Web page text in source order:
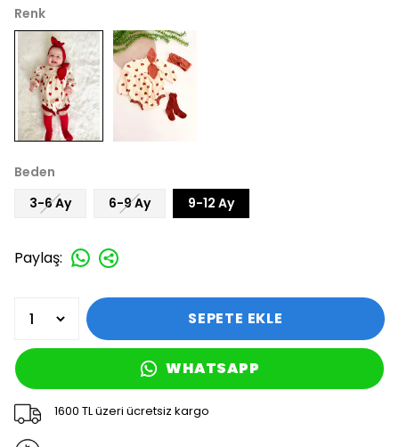
Renk
Beden
3-6 Ay
6-9 Ay 9-12 Ay
Paylaş:
SEPETE EKLE
WHATSAPP
1600 TL üzeri ücretsiz kargo